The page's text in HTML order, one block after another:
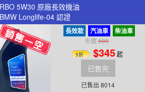
5W30 原廠長效機油
Longlife-04 認證
長效款 汽油車 柴油車
市價690
5折 $345起
已售完
已售出 8014